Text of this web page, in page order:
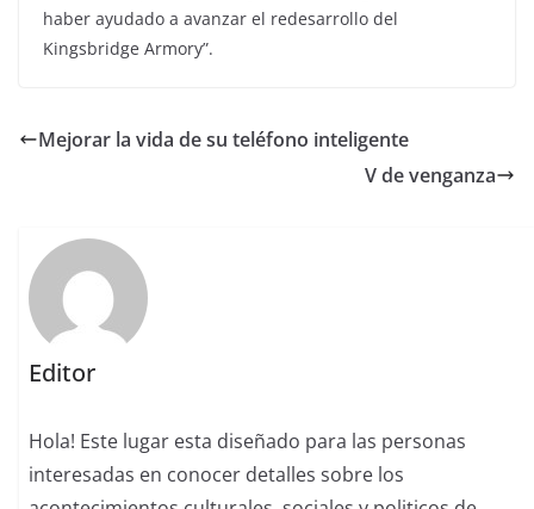
haber ayudado a avanzar el redesarrollo del
Kingsbridge Armory”.
Mejorar la vida de su teléfono inteligente
V de venganza
Editor
Hola! Este lugar esta diseñado para las personas
interesadas en conocer detalles sobre los